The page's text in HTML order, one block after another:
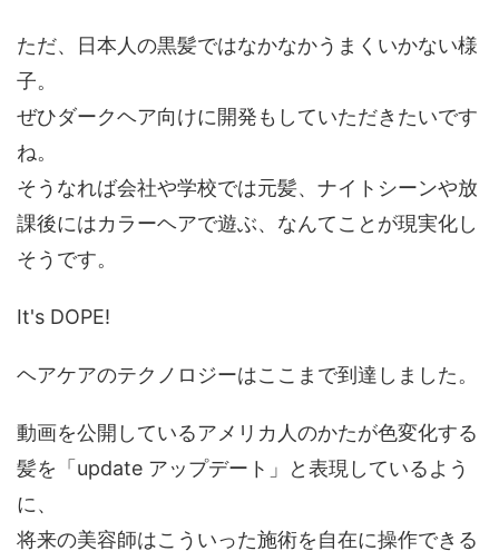
ただ、日本人の黒髪ではなかなかうまくいかない様
子。
ぜひダークヘア向けに開発もしていただきたいです
ね。
そうなれば会社や学校では元髪、ナイトシーンや放
課後にはカラーヘアで遊ぶ、なんてことが現実化し
そうです。
It's DOPE!
ヘアケアのテクノロジーはここまで到達しました。
動画を公開しているアメリカ人のかたが色変化する
髪を「update アップデート」と表現しているよう
に、
将来の美容師はこういった施術を自在に操作できる